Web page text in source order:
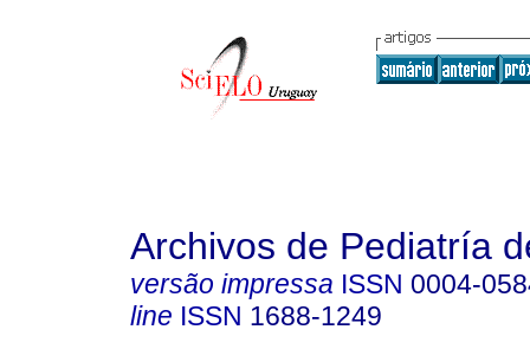
Archivos de Pediatría
versão impressa ISSN 0004-
line ISSN 1688-1249